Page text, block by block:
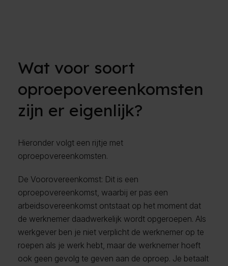
Wat voor soort
oproepovereenkomsten
zijn er eigenlijk?
Hieronder volgt een rijtje met
oproepovereenkomsten.
De Voorovereenkomst: Dit is een
oproepovereenkomst, waarbij er pas een
arbeidsovereenkomst ontstaat op het moment dat
de werknemer daadwerkelijk wordt opgeroepen. Als
werkgever ben je niet verplicht de werknemer op te
roepen als je werk hebt, maar de werknemer hoeft
ook geen gevolg te geven aan de oproep. Je betaalt